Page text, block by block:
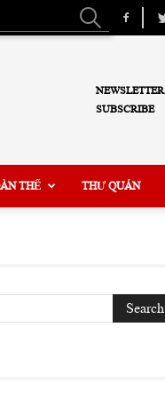
NEWSLETTER
SUBSCRIBE
THỂ THƯ QUÁN